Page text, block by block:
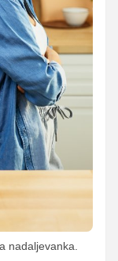
nadaljevanka.